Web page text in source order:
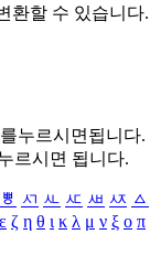
환할 수 있습니다.
누르시면됩니다.
르시면 됩니다.
ㅹ ㅺ ㅻ ㅼ ㅽ ㅾ ㅿ
ε ζ η θ ι κ λ μ ν ξ ο π